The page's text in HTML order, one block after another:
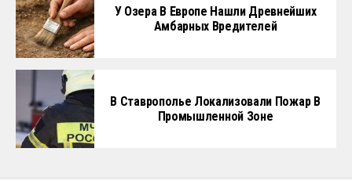
У Озера В Европе Нашли Древнейших
Амбарных Вредителей
В Ставрополье Локализовали Пожар В
Промышленной Зоне